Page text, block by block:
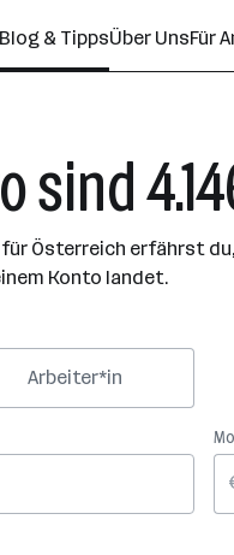
Blog & TippsÜber UnsFür
sind
Österreich erfährst du,
Konto landet.
Arbeiter*in